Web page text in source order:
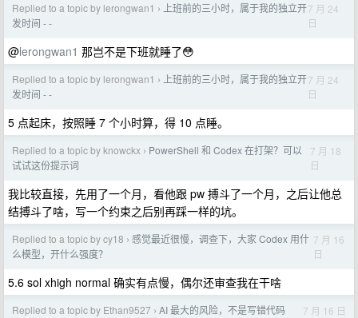
Replied to a topic by lerongwan1 ›
上班前的三小时，属于我的独立开
发时间 - -
7 月 24
日
@lerongwan1 那岂不是下班就睡了😳
Replied to a topic by lerongwan1 ›
上班前的三小时，属于我的独立开
发时间 - -
7 月 24
日
5 点起床，按照睡 7 个小时算，得 10 点睡。
Replied to a topic by knowckx › PowerShell 和 Codex 在打架？可以
试试这份提示词
7 月 18
日
我比较直接，先用了一个月，看他跟 pw 搏斗了一个月，之后让他总
结搏斗了啥，写一个约束之后别再踩一样的坑。
Replied to a topic by cy18 › 感觉最近很慢，调查下，大家 Codex 用什
么模型，开什么强度？
7 月 16
日
5.6 sol xhigh normal 确实有点慢，偶尔还审查我在干啥
Replied to a topic by Ethan9527 › AI 最大的风险，不是写错代码 7 月 16 日